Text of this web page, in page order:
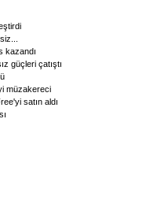
kazandı
güçleri çatıştı
müzakereci
satın aldı